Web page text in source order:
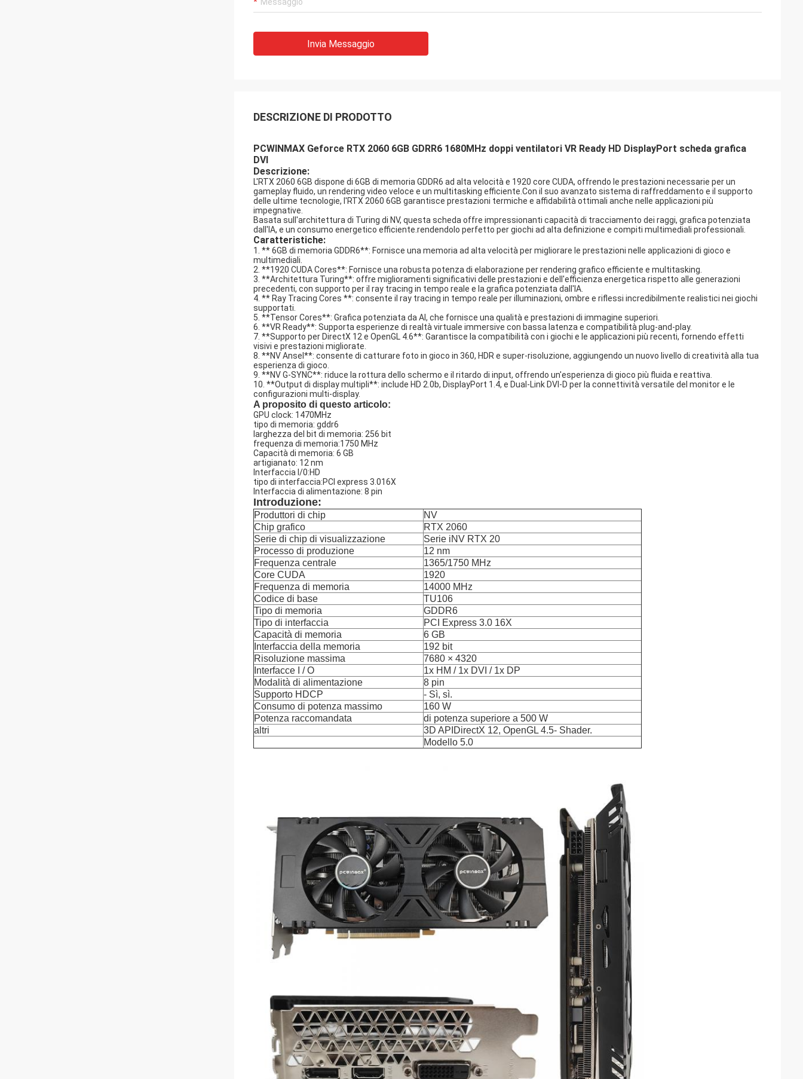
Invia Messaggio
DESCRIZIONE DI PRODOTTO
PCWINMAX Geforce RTX 2060 6GB GDRR6 1680MHz doppi ventilatori VR Ready HD DisplayPort scheda grafica
DVI
Descrizione:
L'RTX 2060 6GB dispone di 6GB di memoria GDDR6 ad alta velocità e 1920 core CUDA, offrendo le prestazioni necessarie per un
gameplay fluido, un rendering video veloce e un multitasking efficiente.Con il suo avanzato sistema di raffreddamento e il supporto
delle ultime tecnologie, l'RTX 2060 6GB garantisce prestazioni termiche e affidabilità ottimali anche nelle applicazioni più
impegnative.
Basata sull'architettura di Turing di NV, questa scheda offre impressionanti capacità di tracciamento dei raggi, grafica potenziata
dall'IA, e un consumo energetico efficiente.rendendolo perfetto per giochi ad alta definizione e compiti multimediali professionali.
Caratteristiche:
1. ** 6GB di memoria GDDR6**: Fornisce una memoria ad alta velocità per migliorare le prestazioni nelle applicazioni di gioco e
multimediali.
2. **1920 CUDA Cores**: Fornisce una robusta potenza di elaborazione per rendering grafico efficiente e multitasking.
3. **Architettura Turing**: offre miglioramenti significativi delle prestazioni e dell'efficienza energetica rispetto alle generazioni
precedenti, con supporto per il ray tracing in tempo reale e la grafica potenziata dall'IA.
4. ** Ray Tracing Cores **: consente il ray tracing in tempo reale per illuminazioni, ombre e riflessi incredibilmente realistici nei giochi
supportati.
5. **Tensor Cores**: Grafica potenziata da AI, che fornisce una qualità e prestazioni di immagine superiori.
6. **VR Ready**: Supporta esperienze di realtà virtuale immersive con bassa latenza e compatibilità plug-and-play.
7. **Supporto per DirectX 12 e OpenGL 4.6**: Garantisce la compatibilità con i giochi e le applicazioni più recenti, fornendo effetti
visivi e prestazioni migliorate.
8. **NV Ansel**: consente di catturare foto in gioco in 360, HDR e super-risoluzione, aggiungendo un nuovo livello di creatività alla tua
esperienza di gioco.
9. **NV G-SYNC**: riduce la rottura dello schermo e il ritardo di input, offrendo un'esperienza di gioco più fluida e reattiva.
10. **Output di display multipli**: include HD 2.0b, DisplayPort 1.4, e Dual-Link DVI-D per la connettività versatile del monitor e le
configurazioni multi-display.
A proposito di questo articolo:
GPU clock: 1470MHz
tipo di memoria: gddr6
larghezza del bit di memoria: 256 bit
frequenza di memoria:1750 MHz
Capacità di memoria: 6 GB
artigianato: 12 nm
Interfaccia I/0:HD
tipo di interfaccia:PCI express 3.016X
Interfaccia di alimentazione: 8 pin
Introduzione:
Produttori di chip
NV
Chip grafico
RTX 2060
Serie di chip di visualizzazione
Serie iNV RTX 20
Processo di produzione
12 nm
Frequenza centrale
1365/1750 MHz
Core CUDA
1920
Frequenza di memoria
14000 MHz
Codice di base
TU106
Tipo di memoria
GDDR6
Tipo di interfaccia
PCI Express 3.0 16X
Capacità di memoria
6 GB
Interfaccia della memoria
192 bit
Risoluzione massima
7680 × 4320
Interfacce I / O
1x HM / 1x DVI / 1x DP
Modalità di alimentazione
8 pin
Supporto HDCP
- Sì, sì.
Consumo di potenza massimo
160 W
Potenza raccomandata
di potenza superiore a 500 W
altri
3D APIDirectX 12, OpenGL 4.5- Shader.
Modello 5.0